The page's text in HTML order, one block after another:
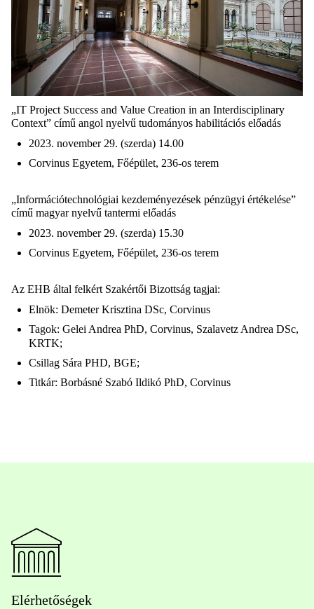
„IT Project Success and Value Creation in an Interdisciplinary
Context” című angol nyelvű tudományos habilitációs előadás
2023. november 29. (szerda) 14.00
Corvinus Egyetem, Főépület, 236-os terem
„Információtechnológiai kezdeményezések pénzügyi értékelése”
című magyar nyelvű tantermi előadás
2023. november 29. (szerda) 15.30
Corvinus Egyetem, Főépület, 236-os terem
Az EHB által felkért Szakértői Bizottság tagjai:
Elnök: Demeter Krisztina DSc, Corvinus
Tagok: Gelei Andrea PhD, Corvinus, Szalavetz Andrea DSc,
KRTK;
Csillag Sára PHD, BGE;
Titkár: Borbásné Szabó Ildikó PhD, Corvinus
Elérhetőségek